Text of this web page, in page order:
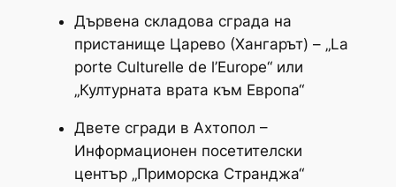
Дървена складова сграда на
пристанище Царево (Хангарът) – „La
porte Culturelle de l’Europe“ или
„Културната врата към Европа“
Двете сгради в Ахтопол –
Информационен посетителски
център „Приморска Странджа“